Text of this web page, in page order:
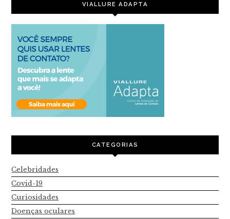
VIALLURE ADAPTA
CATEGORIAS
Celebridades
Covid-19
Curiosidades
Doenças oculares